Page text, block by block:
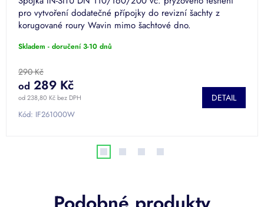
pro vytvoření dodatečné přípojky do revizní šachty z
korugované roury Wavin mimo šachtové dno.
Skladem - doručení 3-10 dnů
290 Kč
od 238,80 Kč bez DPH
od 289 Kč
DETAIL
Kód: IF261000W